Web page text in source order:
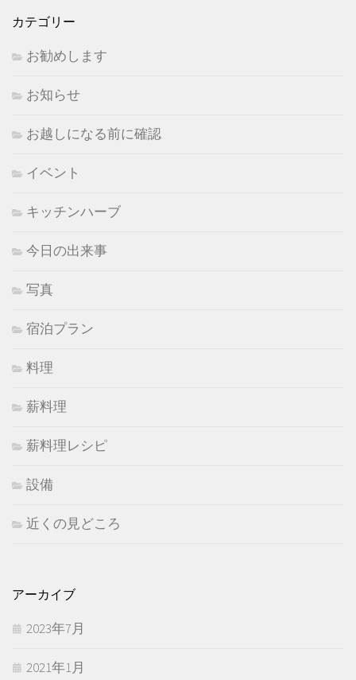
カテゴリー
お勧めします
お知らせ
お越しになる前に確認
イベント
キッチンハーブ
今日の出来事
写真
宿泊プラン
料理
薪料理
薪料理レシピ
設備
近くの見どころ
アーカイブ
2023年7月
2021年1月